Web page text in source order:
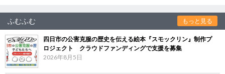
ふむふむ もっと見る
四日市の公害克服の歴史を伝える絵本『スモックリン』制作プ
ロジェクト クラウドファンディングで支援を募集
2026年8月5日